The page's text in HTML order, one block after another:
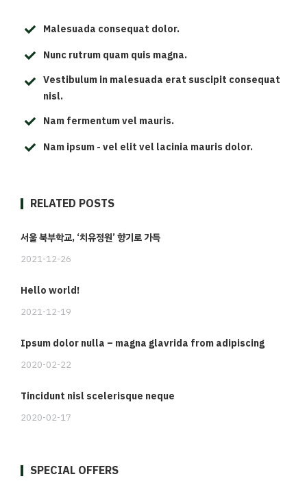
Malesuada consequat dolor.
Nunc rutrum quam quis magna.
Vestibulum in malesuada erat suscipit consequat
nisl.
Nam fermentum vel mauris.
Nam ipsum - vel elit vel lacinia mauris dolor.
RELATED POSTS
서울 북부학교, ‘치유정원’ 향기로 가득
2021-12-26
Hello world!
2021-12-19
Ipsum dolor nulla – magna glavrida from adipiscing
2020-02-22
Tincidunt nisl scelerisque neque
2020-02-17
SPECIAL OFFERS